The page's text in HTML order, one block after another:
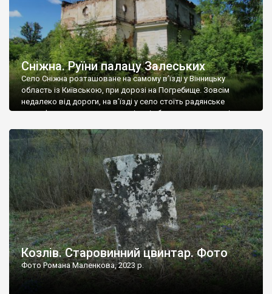
Сніжна. Руїни палацу Залеських
Село Сніжна розташоване на самому в’їзді у Вінницьку
область із Київською, при дорозі на Погребище. Зовсім
недалеко від дороги, на в’їзді у село стоїть радянське
рельєфне пано, яке показує жінку і яблуню, а трохи далі, десь
не видно, але видно дві стареньких колії у траві – […]
Козлів. Старовинний цвинтар. Фото
Фото Романа Маленкова, 2023 р.